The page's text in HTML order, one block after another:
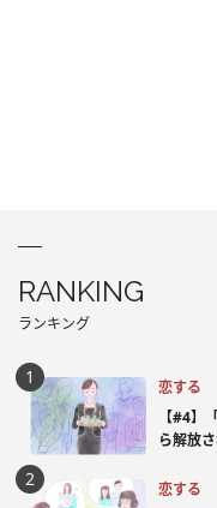
RANKING
ランキング
恋する
【#4】
ら解放
恋する